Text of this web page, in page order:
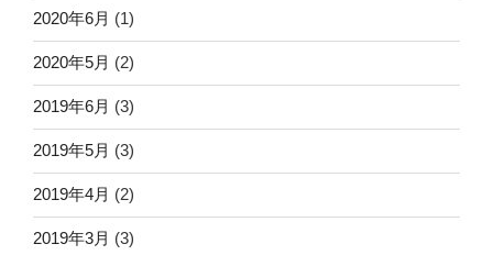
2020年6月 (1)
2020年5月 (2)
2019年6月 (3)
2019年5月 (3)
2019年4月 (2)
2019年3月 (3)